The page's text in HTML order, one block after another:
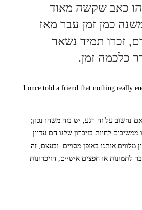
כאב שקשה מאוד
כמן זמן עבר מאז
זכרו תמיד נשאר
כלכמה זמן.
“I once told a friend that nothing really
נחשוב על זה רגע, יש בזה משהו נכון;
לחיות בזיכרון שלנו הם עדיין
מלווים אותנו באופן מסויים. ובעצם, זה
לתמונות או חפצים אישיים, הזיכרונות